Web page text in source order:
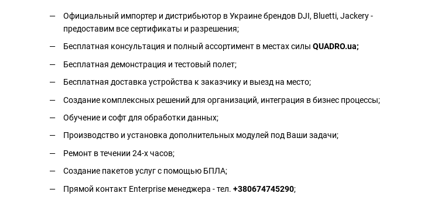
Официальный импортер и дистрибьютор в Украине брендов DJI, Bluetti, Jackery -
предоставим все сертификаты и разрешения;
Бесплатная консультация и полный ассортимент в местах силы QUADRO.ua;
Бесплатная демонстрация и тестовый полет;
Бесплатная доставка устройства к заказчику и выезд на место;
Создание комплексных решений для организаций, интеграция в бизнес процессы;
Обучение и софт для обработки данных;
Производство и установка дополнительных модулей под Ваши задачи;
Ремонт в течении 24-х часов;
Создание пакетов услуг с помощью БПЛА;
Прямой контакт Enterprise менеджера - тел. +380674745290;